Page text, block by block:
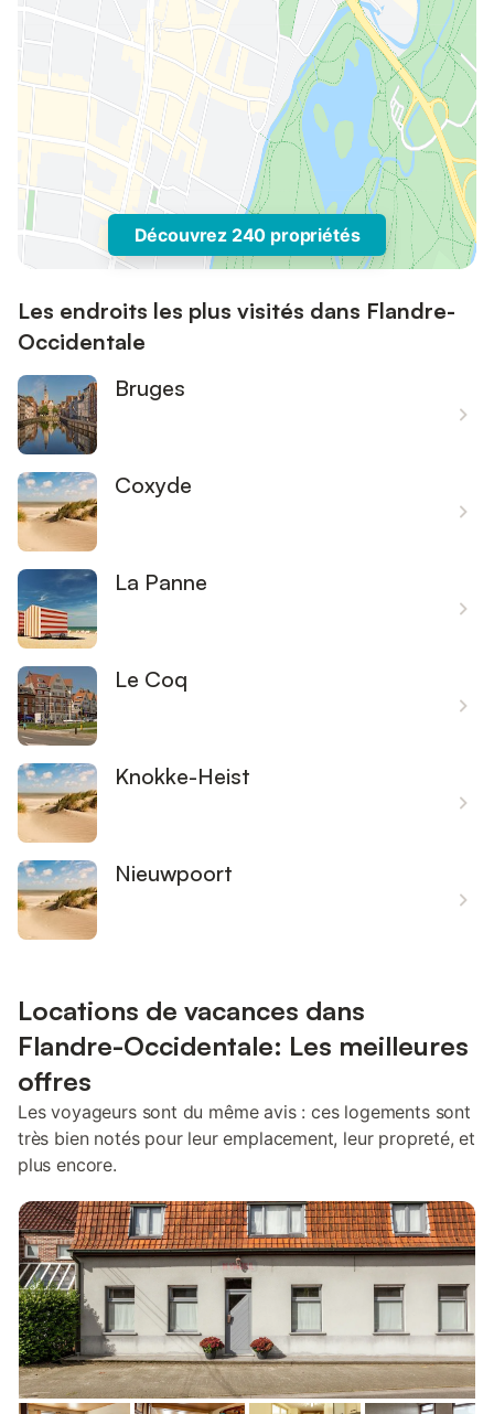
Découvrez 240 propriétés
Les endroits les plus visités dans Flandre-
Occidentale
Bruges
Coxyde
La Panne
Le Coq
Knokke-Heist
Nieuwpoort
Locations de vacances dans
Flandre-Occidentale: Les meilleures
offres
Les voyageurs sont du même avis : ces logements sont
très bien notés pour leur emplacement, leur propreté, et
plus encore.